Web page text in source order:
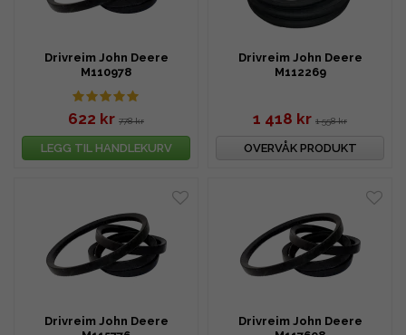
Drivreim John Deere
M110978
622 kr 778 kr
LEGG TIL HANDLEKURV
Drivreim John Deere
M112269
1 418 kr 1 558 kr
OVERVÅK PRODUKT
Drivreim John Deere
Drivreim John Deere